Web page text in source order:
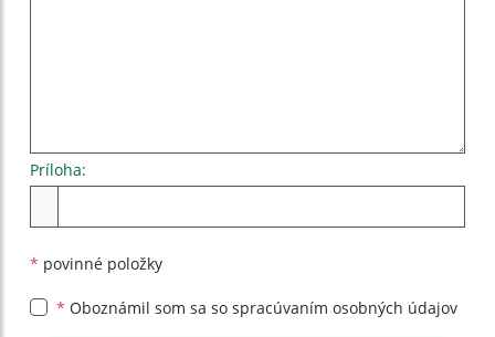
Príloha:
* povinné položky
* Oboznámil som sa so spracúvaním osobných údajov